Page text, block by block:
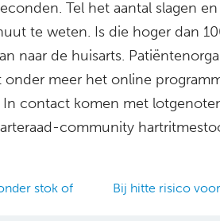
Tel het aantal slagen
te weten. Is die hoger dan
naar de huisarts.
onder meer het online
In contact komen met
community
stok of
Bij hitte risico